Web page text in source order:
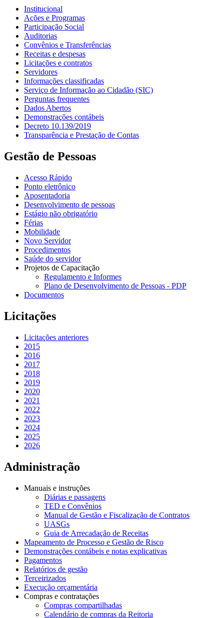
Institucional
Ações e Programas
Participação Social
Auditorias
Convênios e Transferências
Receitas e despesas
Licitações e contratos
Servidores
Informações classificadas
Serviço de Informação ao Cidadão (SIC)
Perguntas frequentes
Dados Abertos
Demonstrações contábeis
Decreto 10.139/2019
Transparência e Prestação de Contas
Gestão de Pessoas
Acesso Rápido
Ponto eletrônico
Aposentadoria
Desenvolvimento de pessoas
Estágio não obrigatório
Férias
Mobilidade
Novo Servidor
Procedimentos
Saúde do servidor
Projetos de Capacitação
Regulamento e Informes
Plano de Desenvolvimento de Pessoas - PDP
Documentos
Licitações
Licitações anteriores
2015
2016
2017
2018
2019
2020
2021
2022
2023
2024
2025
2026
Administração
Manuais e instruções
Diárias e passagens
TED e Convênios
Manual de Gestão e Fiscalização de Contratos
UASGs
Guia de Arrecadação de Receitas
Mapeamento de Processo e Gestão de Risco
Demonstrações contábeis e notas explicativas
Pagamentos
Relatórios de gestão
Terceirizados
Execução orçamentária
Compras e contratações
Compras compartilhadas
Calendário de compras da Reitoria